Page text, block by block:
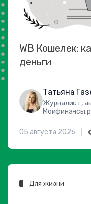
WB Кошелек:
деньги
Татьяна
Журналист,
05 августа 2026
Для жизни